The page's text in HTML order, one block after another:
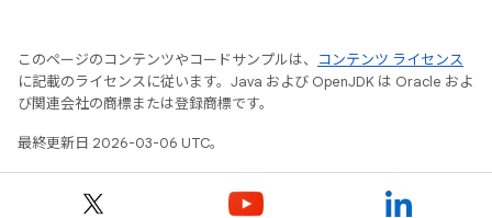
このページのコンテンツやコードサンプルは、
コンテンツ ライセンス
に記載のライセンスに従います。Java および OpenJDK は Oracle およ
び関連会社の商標または登録商標です。
最終更新日 2026-03-06 UTC。